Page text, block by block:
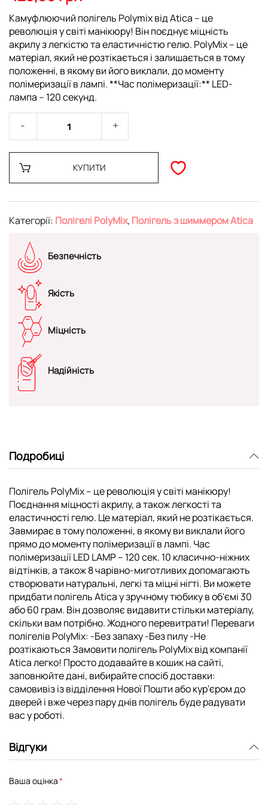
галереї
зображень
Камуфлюючий полігель Polymix від Atica – це
революція у світі манікюру! Він поєднує міцність
акрилу з легкістю та еластичністю гелю. PolyMix – це
матеріал, який не розтікається і залишається в тому
положенні, в якому ви його виклали, до моменту
полімеризації в лампі. **Час полімеризації:** LED-
лампа – 120 секунд.
КУПИТИ
Категорії: Полігелі PolyMix, Полігель з шиммером Atica
Безпечність
Якість
Міцність
Надійність
Подробиці
Полігель PolyMix – це революція у світі манікюру!
Поєднання міцності акрилу, а також легкості та
еластичності гелю. Це матеріал, який не розтікається.
Завмирає в тому положенні, в якому ви виклали його
прямо до моменту полімеризації в лампі. Час
полімеризації LED LAMP – 120 сек. 10 класично-ніжних
відтінків, а також 8 чарівно-миготливих допомагають
створювати натуральні, легкі та міцні нігті. Ви можете
придбати полігель Atica у зручному тюбику в об'ємі 30
або 60 грам. Він дозволяє видавити стільки матеріалу,
скільки вам потрібно. Жодного перевитрати! Переваги
полігелів PolyMix: -Без запаху -Без пилу -Не
розтікаються Замовити полігель PolyMix від компанії
Atica легко! Просто додавайте в кошик на сайті,
заповнюйте дані, вибирайте спосіб доставки:
самовивіз із відділення Нової Пошти або кур'єром до
дверей і вже через пару днів полігель буде радувати
вас у роботі.
Відгуки
Ваша оцінка